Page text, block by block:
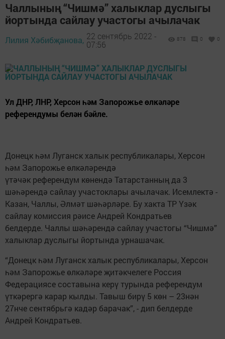
Чаллының “Чишмә” халыклар дуслыгы
йортында сайлау участогы ачылачак
Лилия Хәбибҗанова, 22 сентябрь 2022 -
07:56
878 0 0
Ул ДНР, ЛНР, Херсон һәм Запорожье өлкәләре
референдумы белән бәйле.
Донецк һәм Луганск халык республикалары, Херсон
һәм Запорожье өлкәләрендә
үтәчәк референдум көнендә Татарстанның да 3
шәһәрендә сайлау участоклары ачылачак. Исемлектә -
Казан, Чаллы, Әлмәт шәһәрләре. Бу хакта ТР Үзәк
сайлау комиссия рәисе Андрей Кондратьев
белдерде. Чаллы шәһәрендә сайлау участогы “Чишмә”
халыклар дуслыгы йортында урнашачак.
“Донецк һәм Луганск халык республикалары, Херсон
һәм Запорожье өлкәләре җитәкчелеге Россия
Федерациясе составына керү турында референдум
үткәрергә карар кылды. Тавыш бирү 5 көн – 23нән
27нче сентябрьгә кадәр барачак”, - дип белдерде
Андрей Кондратьев.